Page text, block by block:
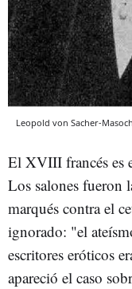
Leopold von Sacher-
El XVIII francés es
Los salones fueron
marqués contra el
ignorado: "el
escritores eróticos
apareció el caso